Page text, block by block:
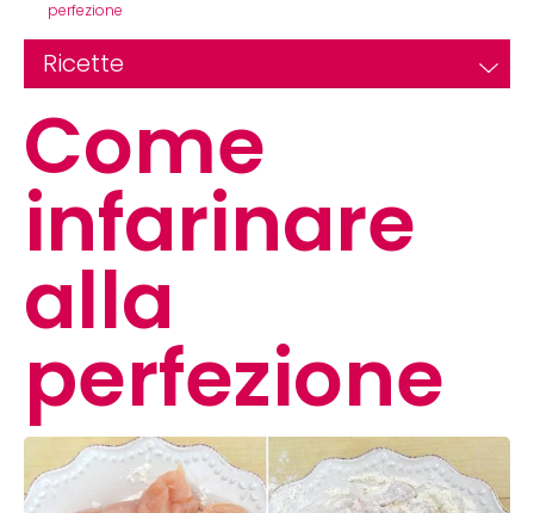
perfezione
Ricette
Come
infarinare
alla
perfezione